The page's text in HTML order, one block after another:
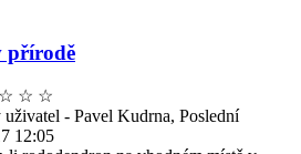
přírodě
☆ ☆ ☆
- Pavel Kudrna, Poslední
12:05